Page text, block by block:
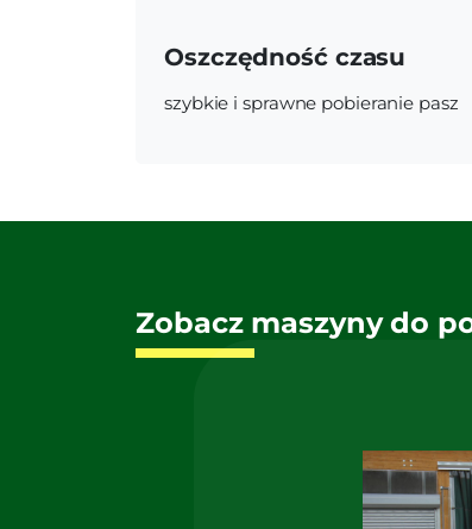
Oszczędność czasu
szybkie i sprawne pobieranie pasz
Zobacz maszyny do